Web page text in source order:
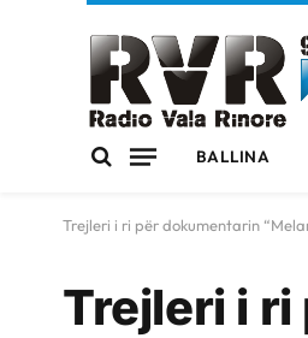
BALLINA
Trejleri i ri për dokumentarin
Trejleri i